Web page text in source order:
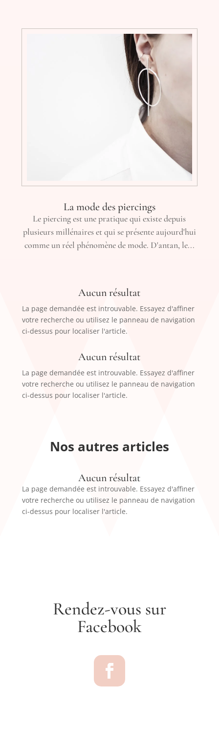
La mode des piercings
Le piercing est une pratique qui existe depuis
plusieurs millénaires et qui se présente aujourd'hui
comme un réel phénomène de mode. D'antan, le...
Aucun résultat
La page demandée est introuvable. Essayez d'affiner
votre recherche ou utilisez le panneau de navigation
ci-dessus pour localiser l'article.
Aucun résultat
La page demandée est introuvable. Essayez d'affiner
votre recherche ou utilisez le panneau de navigation
ci-dessus pour localiser l'article.
Nos autres articles
Aucun résultat
La page demandée est introuvable. Essayez d'affiner
votre recherche ou utilisez le panneau de navigation
ci-dessus pour localiser l'article.
Rendez-vous sur
Facebook